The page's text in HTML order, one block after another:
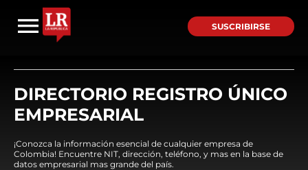
SUSCRIBIRSE
DIRECTORIO REGISTRO ÚNICO
EMPRESARIAL
¡Conozca la información esencial de cualquier empresa de
Colombia! Encuentre NIT, dirección, teléfono, y mas en la base de
datos empresarial mas grande del país.